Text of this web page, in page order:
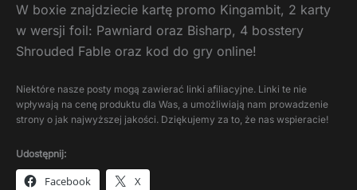
W boxie znajdziecie kartę promo Kingambit, 2 karty
w wersji foil: Pawniard oraz Bisharp, 4 bosstery
Shrouded Fable oraz kod do gry online!
Niektóre nasze posty mogą zawierać linki afiliacyjne. Linki te nie
wpływają na cenę produktu dla Was, a umożliwiają nam prowadzenie
strony o jak najwyższej jakości. Dziękujemy za to, że nas wspieracie!
Udostępnij:
Facebook X